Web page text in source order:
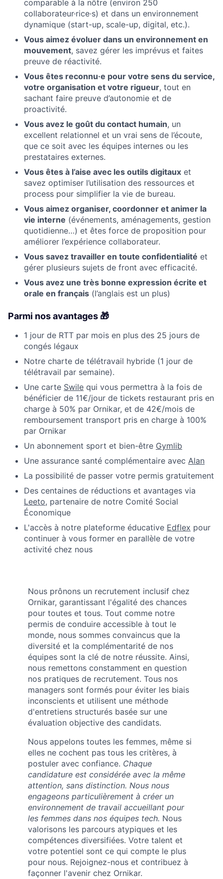
comparable à la nôtre (environ 250
collaborateur·rice·s) et dans un environnement
dynamique (start-up, scale-up, digital, etc.).
Vous aimez évoluer dans un environnement en
mouvement, savez gérer les imprévus et faites
preuve de réactivité.
Vous êtes reconnu·e pour votre sens du service,
votre organisation et votre rigueur, tout en
sachant faire preuve d’autonomie et de
proactivité.
Vous avez le goût du contact humain, un
excellent relationnel et un vrai sens de l’écoute,
que ce soit avec les équipes internes ou les
prestataires externes.
Vous êtes à l’aise avec les outils digitaux et
savez optimiser l’utilisation des ressources et
process pour simplifier la vie de bureau.
Vous aimez organiser, coordonner et animer la
vie interne (événements, aménagements, gestion
quotidienne…) et êtes force de proposition pour
améliorer l’expérience collaborateur.
Vous savez travailler en toute confidentialité et
gérer plusieurs sujets de front avec efficacité.
Vous avez une très bonne expression écrite et
orale en français (l’anglais est un plus)
Parmi nos avantages 🎁
1 jour de RTT par mois en plus des 25 jours de
congés légaux
Notre charte de télétravail hybride (1 jour de
télétravail par semaine).
Une carte Swile qui vous permettra à la fois de
bénéficier de 11€/jour de tickets restaurant pris en
charge à 50% par Ornikar, et de 42€/mois de
remboursement transport pris en charge à 100%
par Ornikar
Un abonnement sport et bien-être Gymlib
Une assurance santé complémentaire avec Alan
La possibilité de passer votre permis gratuitement
Des centaines de réductions et avantages via
Leeto, partenaire de notre Comité Social
Économique
L'accès à notre plateforme éducative Edflex pour
continuer à vous former en parallèle de votre
activité chez nous
Nous prônons un recrutement inclusif chez
Ornikar, garantissant l'égalité des chances
pour toutes et tous. Tout comme notre
permis de conduire accessible à tout le
monde, nous sommes convaincus que la
diversité et la complémentarité de nos
équipes sont la clé de notre réussite. Ainsi,
nous remettons constamment en question
nos pratiques de recrutement. Tous nos
managers sont formés pour éviter les biais
inconscients et utilisent une méthode
d'entretiens structurés basée sur une
évaluation objective des candidats.
Nous appelons toutes les femmes, même si
elles ne cochent pas tous les critères, à
postuler avec confiance. Chaque
candidature est considérée avec la même
attention, sans distinction. Nous nous
engageons particulièrement à créer un
environnement de travail accueillant pour
les femmes dans nos équipes tech. Nous
valorisons les parcours atypiques et les
compétences diversifiées. Votre talent et
votre potentiel sont ce qui compte le plus
pour nous. Rejoignez-nous et contribuez à
façonner l'avenir chez Ornikar.